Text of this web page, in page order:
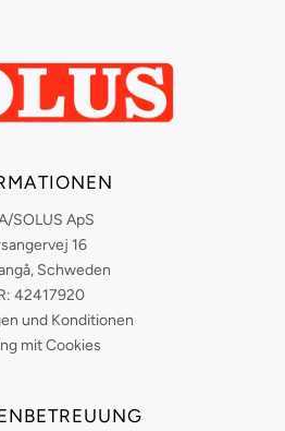
SOLUS ApS
16
Schweden
42417920
und Konditionen
mit Cookies